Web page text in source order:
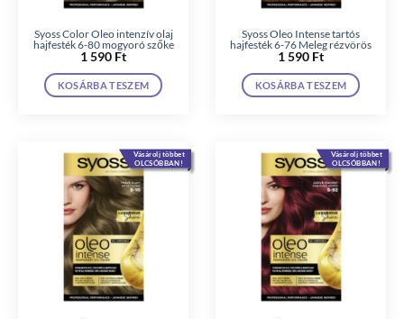
Syoss Color Oleo intenzív olaj
hajfesték 6-80 mogyoró szőke
1 590 Ft
KOSÁRBA TESZEM
Syoss Oleo Intense tartós
hajfesték 6-76 Meleg rézvörös
1 590 Ft
KOSÁRBA TESZEM
Vásárolj többet
OLCSÓBBAN!
Vásárolj többet
OLCSÓBBAN!